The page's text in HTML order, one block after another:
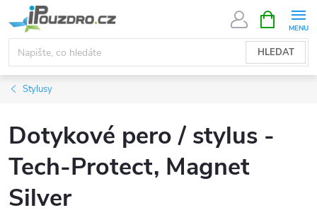
na
obsah
HLEDAT
NÁKUPNÍ
KOŠÍK
Stylusy
Dotykové pero / stylus -
Tech-Protect, Magnet
Silver